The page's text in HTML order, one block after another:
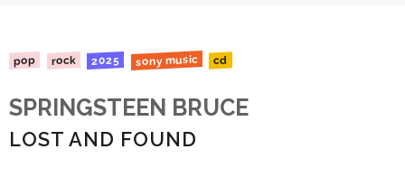
pop rock 2025 sony music cd
SPRINGSTEEN BRUCE
LOST AND FOUND